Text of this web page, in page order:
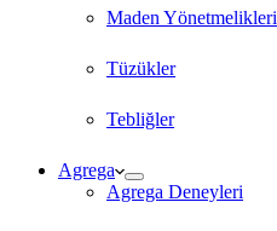
Maden Yönetmelikleri
Tüzükler
Tebliğler
Agrega
Agrega Deneyleri